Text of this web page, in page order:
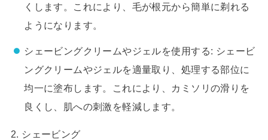
くします。これにより、毛が根元から簡単に剃れる
ようになります。
シェービングクリームやジェルを使用する: シェービ
ングクリームやジェルを適量取り、処理する部位に
均一に塗布します。これにより、カミソリの滑りを
良くし、肌への刺激を軽減します。
2. シェービング